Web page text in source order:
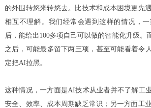
的外围转悠来转悠去。
比技术和成本困境更先
相互不理解。 我们经常会遇到这样的情况，
后，能给出100多项自己可以做的智能化升级。
之后，可能最多留下两三项，甚至可能看着令
定把AI拉黑。
这种情况，一方面是AI技术从业者并不了解工
安全、效率、成本周期缺乏常识；另一方面工